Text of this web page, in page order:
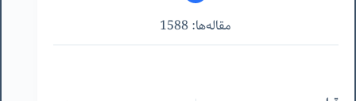
مقاله‌ها: 1588